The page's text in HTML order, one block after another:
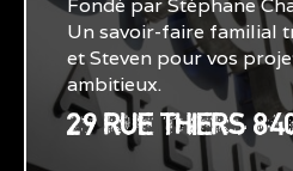
Fondé par Stéphane
Un savoir-faire familial
et Steven pour vos
ambitieux.
29 RUE THIERS